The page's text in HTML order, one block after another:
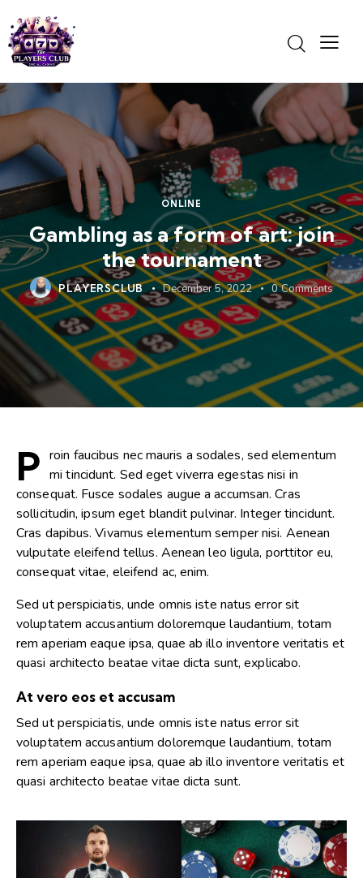
ONLINE
Gambling as a form of art: join
the tournament
PLAYERSCLUB December 5, 2022 0 Comments
P roin faucibus nec mauris a sodales, sed elementum
mi tincidunt. Sed eget viverra egestas nisi in
consequat. Fusce sodales augue a accumsan. Cras
sollicitudin, ipsum eget blandit pulvinar. Integer tincidunt.
Cras dapibus. Vivamus elementum semper nisi. Aenean
vulputate eleifend tellus. Aenean leo ligula, porttitor eu,
consequat vitae, eleifend ac, enim.
Sed ut perspiciatis, unde omnis iste natus error sit
voluptatem accusantium doloremque laudantium, totam
rem aperiam eaque ipsa, quae ab illo inventore veritatis et
quasi architecto beatae vitae dicta sunt, explicabo.
At vero eos et accusam
Sed ut perspiciatis, unde omnis iste natus error sit
voluptatem accusantium doloremque laudantium, totam
rem aperiam eaque ipsa, quae ab illo inventore veritatis et
quasi architecto beatae vitae dicta sunt.